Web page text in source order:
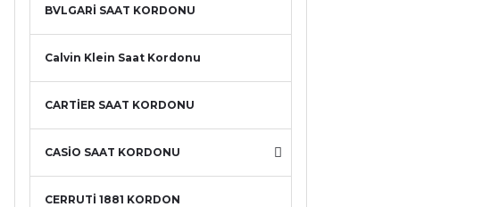
BVLGARİ SAAT KORDONU
Calvin Klein Saat Kordonu
CARTİER SAAT KORDONU
CASİO SAAT KORDONU
CERRUTİ 1881 KORDON